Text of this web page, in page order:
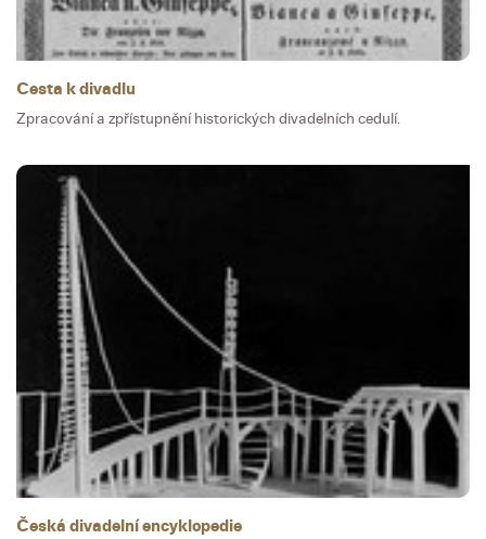
Cesta k divadlu
Zpracování a zpřístupnění historických divadelních cedulí.
Česká divadelní encyklopedie